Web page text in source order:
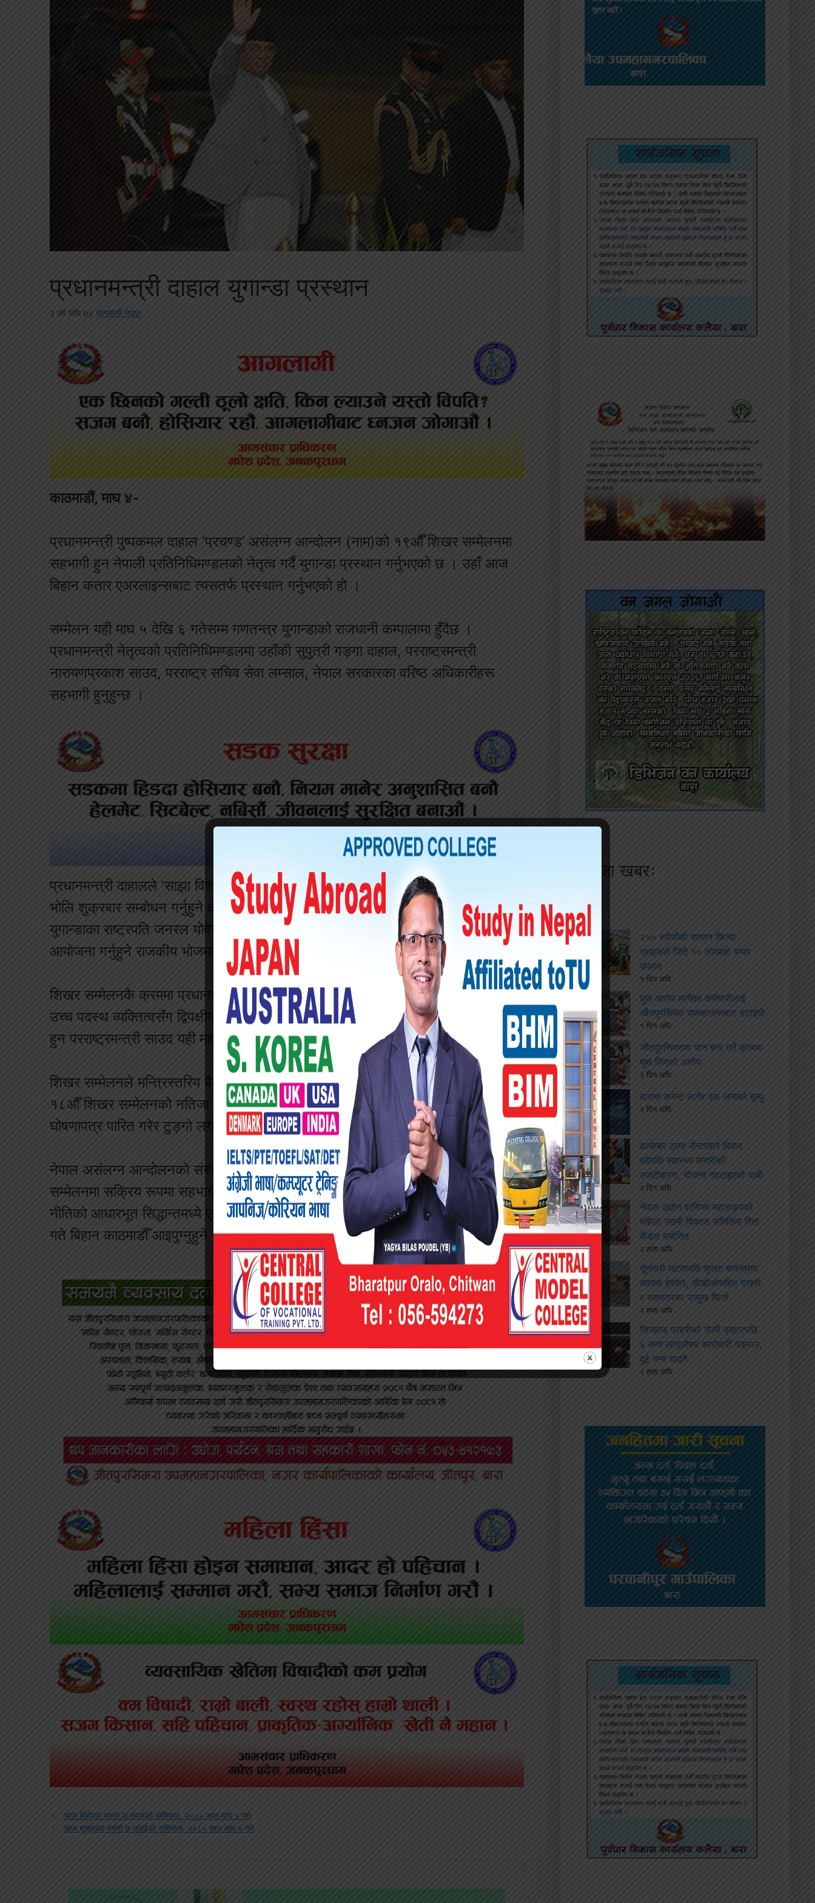
प्रधानमन्त्री दाहाल युगान्डा प्रस्थान
३ वर्ष अघि by जानकारी नेपाल
काठमाडौं, माघ ४-
प्रधानमन्त्री पुष्पकमल दाहाल ‘प्रचण्ड’ असंलग्न आन्दोलन (नाम)को १९औँ शिखर सम्मेलनमा
सहभागी हुन नेपाली प्रतिनिधिमण्डलको नेतृत्व गर्दै युगान्डा प्रस्थान गर्नुभएको छ । उहाँ आज
बिहान कतार एअरलाइन्सबाट त्यसतर्फ प्रस्थान गर्नुभएको हो ।
सम्मेलन यही माघ ५ देखि ६ गतेसम्म गणतन्त्र युगान्डाको राजधानी कम्पालामा हुँदैछ ।
प्रधानमन्त्री नेतृत्वको प्रतिनिधिमण्डलमा उहाँकी सुपुत्री गङ्गा दाहाल, परराष्ट्रमन्त्री
नारायणप्रकाश साउद, परराष्ट्र सचिव सेवा लम्साल, नेपाल सरकारका वरिष्ठ अधिकारीहरू
सहभागी हुनुहुन्छ ।
प्रधानमन्त्री दाहालले ‘साझा विश्व समृद्धिका लागि गहन सहकार्य’ विषयको शिखर सम्मेलनमा
भोलि शुक्रबार सम्बोधन गर्नुहुने कार्यक्रम रहेको छ । सोही दिन प्रधानमन्त्री दाहाल गणतन्त्र
युगान्डाका राष्ट्रपति जनरल योवेरी कागुटा मुसेभेनीले प्रतिनिधिमण्डलका प्रमुखहरूको सम्मानमा
आयोजना गर्नुहुने राजकीय भोजमा सहभागी हुनुहुनेछ ।
शिखर सम्मेलनकै क्रममा प्रधानमन्त्री दाहालले सहभागी राष्ट्र प्रमुख, सरकार प्रमुख र अन्य
उच्च पदस्थ व्यक्तित्वसँग द्विपक्षीय भेटवार्ता गर्नुहुनेछ । यसअघि मन्त्रीस्तरीय बैठकमा सहभागी
हुन परराष्ट्रमन्त्री साउद यही माघ १ गते राति नै त्यसतर्फ प्रस्थान गरिसक्नुभएको छ ।
शिखर सम्मेलनले मन्त्रिस्तरिय बैठकको प्रतिवेदनमाथि विचार विमर्श गर्ने, सन् २०१९ मा भएको
१८औँ शिखर सम्मेलनको नतिजा कार्यान्वयनमा हासिल भएको प्रगतिको समीक्षा गर्ने र कम्पाला
घोषणापत्र पारित गरेर टुङ्गो लगाउने बताइएको छ ।
नेपाल असंलग्न आन्दोलनको संस्थापक सदस्य हो र यसको स्थापनादेखि नै सबै नाम शिखर
सम्मेलनमा सक्रिय रूपमा सहभागी हुँदै आएको छ । असंलग्नताको सिद्धान्त नेपालको परराष्ट्र
नीतिको आधारभूत सिद्धान्तमध्ये एक हो । प्रधानमन्त्री दाहाल भ्रमण सम्पन्न गरी यही माघ ७
गते बिहान काठमाडौँं आइपुग्नुहुने कार्यक्रम रहेको छ । रासस
आज बिहीवार यस्तो छ तपाईको राशिफल, २०८० साल माघ ४ गते
आज शुक्रबार यस्तो छ तपाईको राशिफल, २०८० साल माघ ५ गते
ताजा खबरः
२५० रुपैयाँको सामान किन्दा
ग्राहकले जिते १० लाखको बम्पर
उपहार
१ दिन अघि
घुस आरोप लागेका कर्मचारीलाई
जीतपुरसिमरा उपमहानगरबाट हटाइयो
१ दिन अघि
जीतपुरसिमरामा पान बन्द गर्ने क्रममा
घुस लिएको आरोप
२ दिन अघि
बारामा करेन्ट लागेर एक जनाको मृत्यु
२ दिन अघि
ढल्केबर ट्रमा सेन्टरबारे विवाद
बढेपछि स्वास्थ्य मन्त्रीको
स्पष्टीकरण, योजना नहटाइएको दाबी
२ दिन अघि
नेपाल उद्योग वाणिज्य महासङ्घको
महिला उद्यमी विकास समितिमा रिता
कँडेल मनोनित
२ हप्ता अघि
सुनसरी घटनापछि सुरक्षा संयन्त्रमा
व्यापक हेरफेर, सीडीओसहित प्रहरी
र सशस्त्रका प्रमुख फिर्ता
२ हप्ता अघि
सिरहामा प्रहरीको गोली प्रहारपछि
६ जना लागूऔषध कारोबारी पक्राउ,
दुई जना घाइते
२ हप्ता अघि